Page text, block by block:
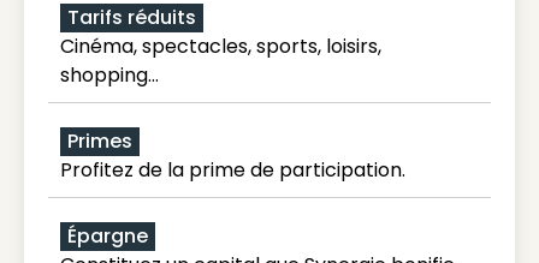
Tarifs réduits
Cinéma, spectacles, sports, loisirs,
shopping...
Primes
Profitez de la prime de participation.
Épargne